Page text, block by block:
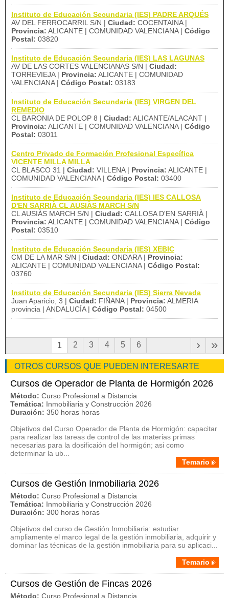
Instituto de Educación Secundaria (IES) PADRE ARQUÉS
AV DEL FERROCARRIL S/N | Ciudad: COCENTAINA |
Provincia: ALICANTE | COMUNIDAD VALENCIANA | Código
Postal: 03820
Instituto de Educación Secundaria (IES) LAS LAGUNAS
AV DE LAS CORTES VALENCIANAS S/N | Ciudad:
TORREVIEJA | Provincia: ALICANTE | COMUNIDAD
VALENCIANA | Código Postal: 03183
Instituto de Educación Secundaria (IES) VIRGEN DEL
REMEDIO
CL BARONIA DE POLOP 8 | Ciudad: ALICANTE/ALACANT |
Provincia: ALICANTE | COMUNIDAD VALENCIANA | Código
Postal: 03011
Centro Privado de Formación Profesional Específica
VICENTE MILLA MILLA
CL BLASCO 31 | Ciudad: VILLENA | Provincia: ALICANTE |
COMUNIDAD VALENCIANA | Código Postal: 03400
Instituto de Educación Secundaria (IES) IES CALLOSA
D'EN SARRIÀ CL AUSIÀS MARCH S/N
CL AUSIÀS MARCH S/N | Ciudad: CALLOSA D'EN SARRIÀ |
Provincia: ALICANTE | COMUNIDAD VALENCIANA | Código
Postal: 03510
Instituto de Educación Secundaria (IES) XEBIC
CM DE LA MAR S/N | Ciudad: ONDARA | Provincia:
ALICANTE | COMUNIDAD VALENCIANA | Código Postal:
03760
Instituto de Educación Secundaria (IES) Sierra Nevada
Juan Aparicio, 3 | Ciudad: FIÑANA | Provincia: ALMERIA
provincia | ANDALUCÍA | Código Postal: 04500
1 2 3 4 5 6 »
›
OTROS CURSOS QUE PUEDEN INTERESARTE
Cursos de Operador de Planta de Hormigón 2026
Método: Curso Profesional a Distancia
Temática: Inmobiliaria y Construcción 2026
Duración: 350 horas horas
Objetivos del Curso Operador de Planta de Hormigón: capacitar
para realizar las tareas de control de las materias primas
necesarias para la dosificaión del hormigón; asi como
determinar la ub...
Temario
Cursos de Gestión Inmobiliaria 2026
Método: Curso Profesional a Distancia
Temática: Inmobiliaria y Construcción 2026
Duración: 300 horas horas
Objetivos del curso de Gestión Inmobiliaria: estudiar
ampliamente el marco legal de la gestión inmobiliaria, adquirir y
dominar las técnicas de la gestión inmobiliaria para su aplicaci...
Temario
Cursos de Gestión de Fincas 2026
Método: Curso Profesional a Distancia